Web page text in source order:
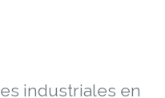
industriales en